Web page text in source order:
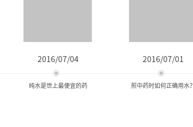
2016/07/04
纯水是世上最便宜的药
2016/07/01
煎中药时如何正确用水？